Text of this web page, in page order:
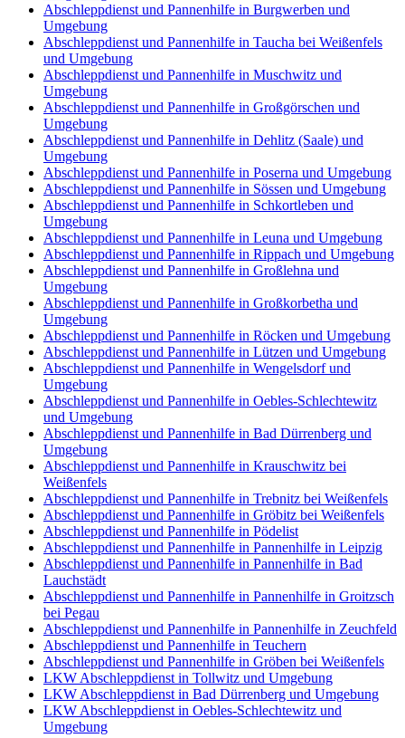
Abschleppdienst und Pannenhilfe in Burgwerben und
Umgebung
Abschleppdienst und Pannenhilfe in Taucha bei Weißenfels
und Umgebung
Abschleppdienst und Pannenhilfe in Muschwitz und
Umgebung
Abschleppdienst und Pannenhilfe in Großgörschen und
Umgebung
Abschleppdienst und Pannenhilfe in Dehlitz (Saale) und
Umgebung
Abschleppdienst und Pannenhilfe in Poserna und Umgebung
Abschleppdienst und Pannenhilfe in Sössen und Umgebung
Abschleppdienst und Pannenhilfe in Schkortleben und
Umgebung
Abschleppdienst und Pannenhilfe in Leuna und Umgebung
Abschleppdienst und Pannenhilfe in Rippach und Umgebung
Abschleppdienst und Pannenhilfe in Großlehna und
Umgebung
Abschleppdienst und Pannenhilfe in Großkorbetha und
Umgebung
Abschleppdienst und Pannenhilfe in Röcken und Umgebung
Abschleppdienst und Pannenhilfe in Lützen und Umgebung
Abschleppdienst und Pannenhilfe in Wengelsdorf und
Umgebung
Abschleppdienst und Pannenhilfe in Oebles-Schlechtewitz
und Umgebung
Abschleppdienst und Pannenhilfe in Bad Dürrenberg und
Umgebung
Abschleppdienst und Pannenhilfe in Krauschwitz bei
Weißenfels
Abschleppdienst und Pannenhilfe in Trebnitz bei Weißenfels
Abschleppdienst und Pannenhilfe in Gröbitz bei Weißenfels
Abschleppdienst und Pannenhilfe in Pödelist
Abschleppdienst und Pannenhilfe in Pannenhilfe in Leipzig
Abschleppdienst und Pannenhilfe in Pannenhilfe in Bad
Lauchstädt
Abschleppdienst und Pannenhilfe in Pannenhilfe in Groitzsch
bei Pegau
Abschleppdienst und Pannenhilfe in Pannenhilfe in Zeuchfeld
Abschleppdienst und Pannenhilfe in Teuchern
Abschleppdienst und Pannenhilfe in Gröben bei Weißenfels
LKW Abschleppdienst in Tollwitz und Umgebung
LKW Abschleppdienst in Bad Dürrenberg und Umgebung
LKW Abschleppdienst in Oebles-Schlechtewitz und
Umgebung